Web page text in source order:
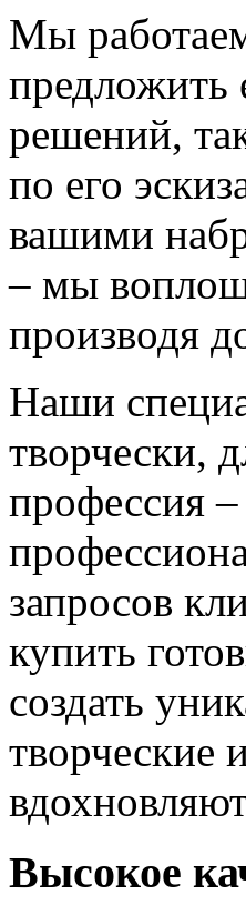
Мы
предложить
решений,
по его
вашими
– мы
производя
Наши
творчески,
профессия
запросов
купить
создать
творческие
Высокое